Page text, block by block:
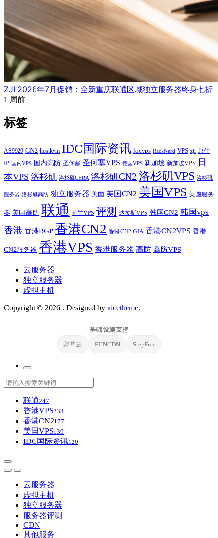
ZJI 2026年7月促销：全新重庆联通区域独立服务器终身七折
1 周前
标签
AS9929 CN2 hostkvm IDC国际资讯 locvps RackNerd VPS zji 原生
IP 国内VPS 国内高防 圣何塞 圣何塞VPS 德国VPS 新加坡 新加坡VPS
日
本VPS 洛杉矶 洛杉矶CERA 洛杉矶CN2 洛杉矶VPS 洛杉矶
服务器 洛杉矶高防 独立服务器 美国 美国CN2 美国VPS 美国服务
器 美国高防 联通 荷兰VPS 评测 达拉斯VPS 韩国CN2 韩国vps
香港 香港BGP 香港CN2 香港CN2 GIA 香港CN2VPS 香港
CN2服务器 香港VPS 香港服务器 高防 高防VPS
云服务器
独立服务器
虚拟主机
Copyright © 2026 . Designed by nicetheme.
基础设施支持
野草云
FUNCDN StepFun
联通247
香港VPS233
香港CN2177
美国VPS139
IDC国际资讯120
云服务器
虚拟主机
独立服务器
服务器评测
CDN
其他服务